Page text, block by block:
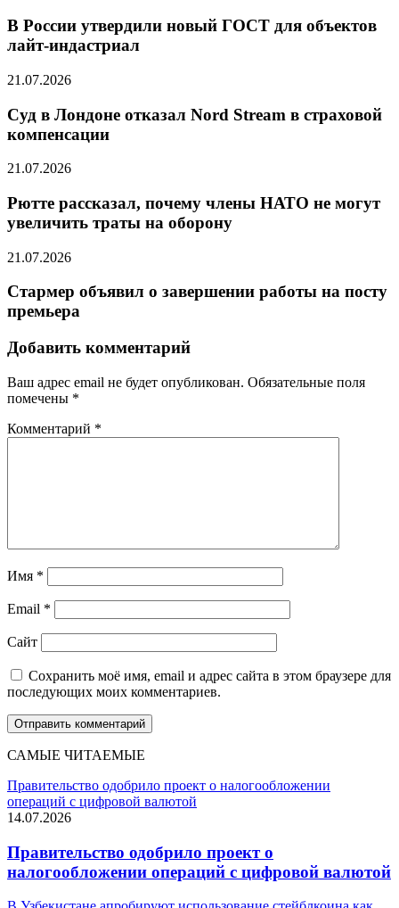
В России утвердили новый ГОСТ для объектов
лайт-индастриал
21.07.2026
Суд в Лондоне отказал Nord Stream в страховой
компенсации
21.07.2026
Рютте рассказал, почему члены НАТО не могут
увеличить траты на оборону
21.07.2026
Стармер объявил о завершении работы на посту
премьера
Добавить комментарий
Ваш адрес email не будет опубликован. Обязательные поля
помечены *
Комментарий *
Имя *
Email *
Сайт
Сохранить моё имя, email и адрес сайта в этом браузере для
последующих моих комментариев.
САМЫЕ ЧИТАЕМЫЕ
Правительство одобрило проект о налогообложении
операций с цифровой валютой
14.07.2026
Правительство одобрило проект о
налогообложении операций с цифровой валютой